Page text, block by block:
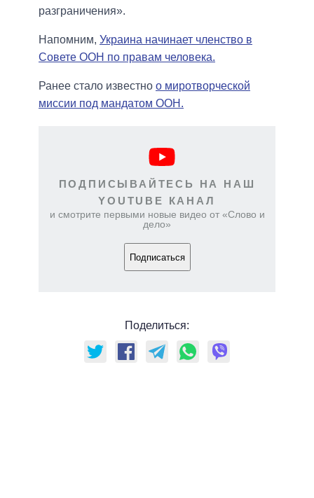
разграничения».
Напомним, Украина начинает членство в
Совете ООН по правам человека.
Ранее стало известно о миротворческой
миссии под мандатом ООН.
ПОДПИСЫВАЙТЕСЬ НА НАШ
YOUTUBE КАНАЛ
и смотрите первыми новые видео от «Слово и
дело»
Подписаться
Поделиться: